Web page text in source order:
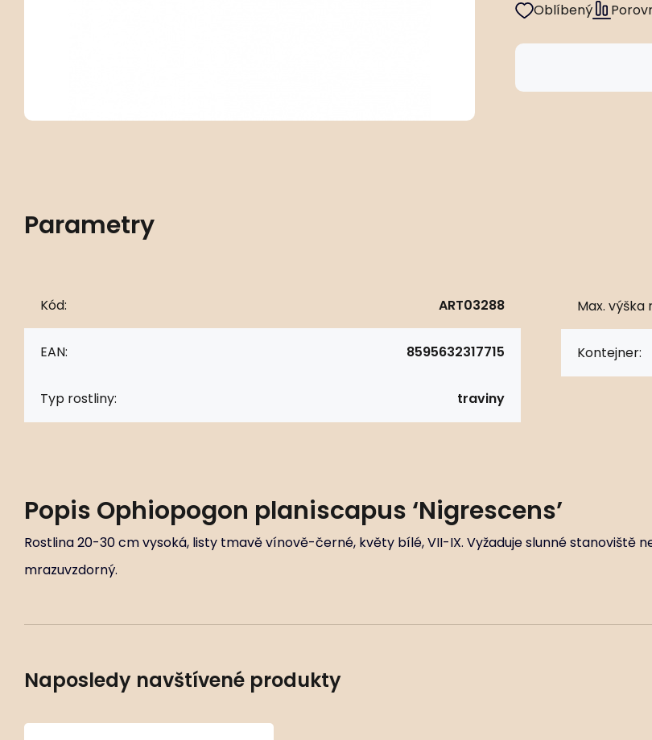
Oblíbený
Parametry
Kód: ART03288
EAN: 8595632317715
Typ rostliny: traviny
Max.
Kontejner:
Popis Ophiopogon planiscapus ‘Nigrescens’
Rostlina 20-30 cm vysoká, listy tmavě vínově-černé, květy bílé, VII-IX. Vyžaduje slunné stanoviště
mrazuvzdorný.
Naposledy navštívené produkty